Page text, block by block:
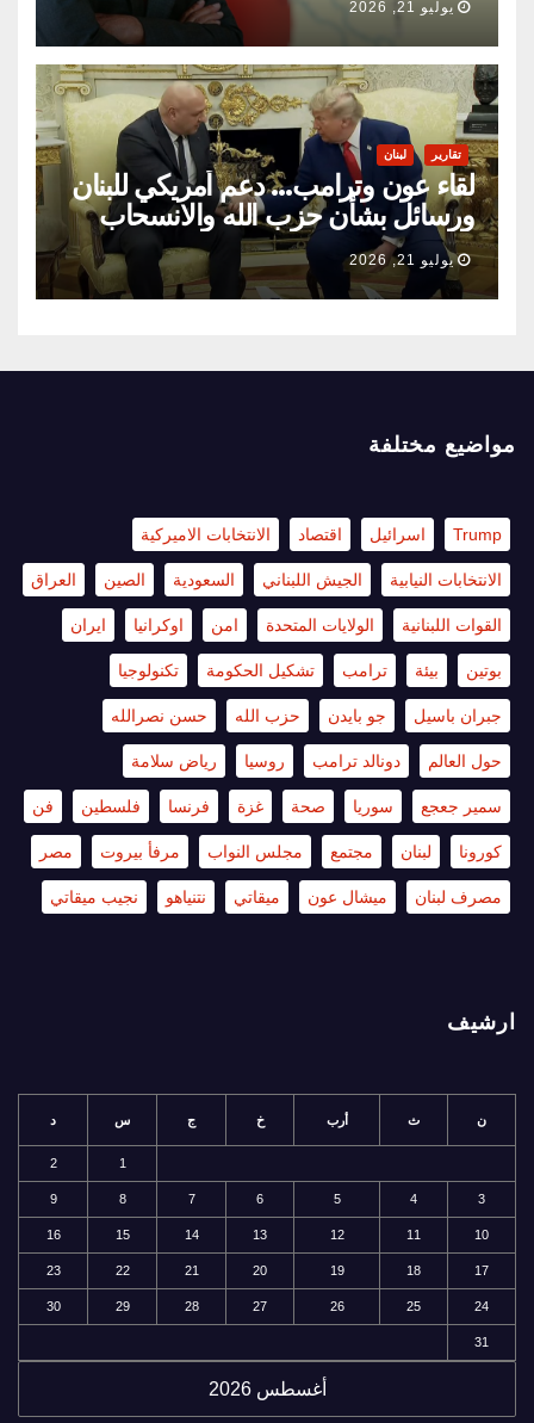
يوليو 21, 2026
تقارير لبنان
لقاء عون وترامب… دعم أمريكي للبنان
ورسائل بشأن حزب الله والانسحاب
الإسرائيلي
يوليو 21, 2026
مواضيع مختلفة
Trump اسرائيل اقتصاد الانتخابات الاميركية
الانتخابات النيابية الجيش اللبناني السعودية الصين العراق
القوات اللبنانية الولايات المتحدة امن اوكرانيا ايران
بوتين بيئة ترامب تشكيل الحكومة تكنولوجيا
جبران باسيل جو بايدن حزب الله حسن نصرالله
حول العالم دونالد ترامب روسيا رياض سلامة
سمير جعجع سوريا صحة غزة فرنسا فلسطين فن
كورونا لبنان مجتمع مجلس النواب مرفأ بيروت مصر
مصرف لبنان ميشال عون ميقاتي نتنياهو نجيب ميقاتي
ارشيف
أغسطس 2026
ن ث أرب خ ج س د
1
2
3
4
5
6
7
8
9
10
11
12
13
14
15
16
17
18
19
20
21
22
23
24
25
26
27
28
29
30
31